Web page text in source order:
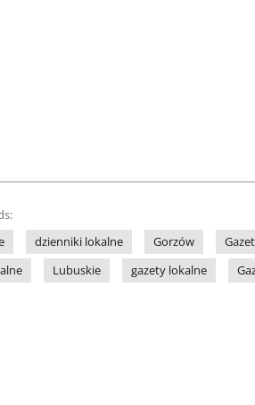
dzienniki lokalne Gorzów
Lubuskie gazety lokalne